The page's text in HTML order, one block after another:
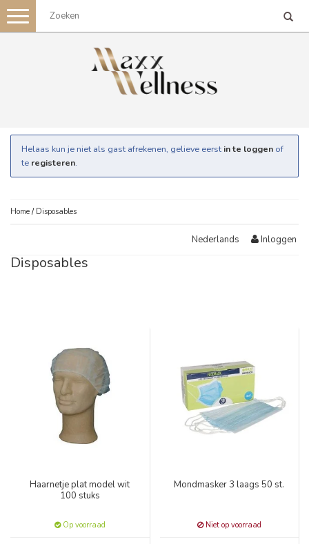
Toggle
navigation
Helaas kun je niet als gast afrekenen, gelieve eerst in te loggen of
te registeren.
Home / Disposables
Nederlands Inloggen
Disposables
Haarnetje plat model wit
100 stuks
Op voorraad
Mondmasker 3 laags 50 st.
Niet op voorraad